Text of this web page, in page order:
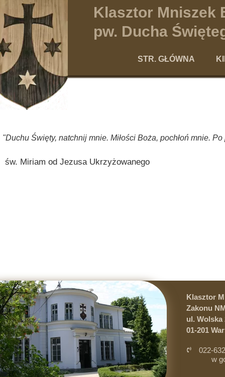
"Duchu Święty, natchnij mnie. Miłości Boża, pochłoń mnie.
św. Miriam od Jezusa Ukrzyżowanego
STR. GŁÓWNA
Klasztor Mniszek
pw. Ducha
022-
w
Klasztor
Zakonu
ul. Wolska
01-201